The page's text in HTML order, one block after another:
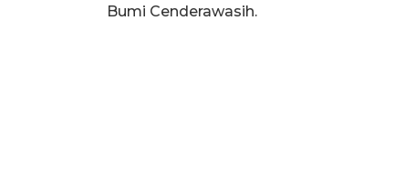
Bumi Cenderawasih.